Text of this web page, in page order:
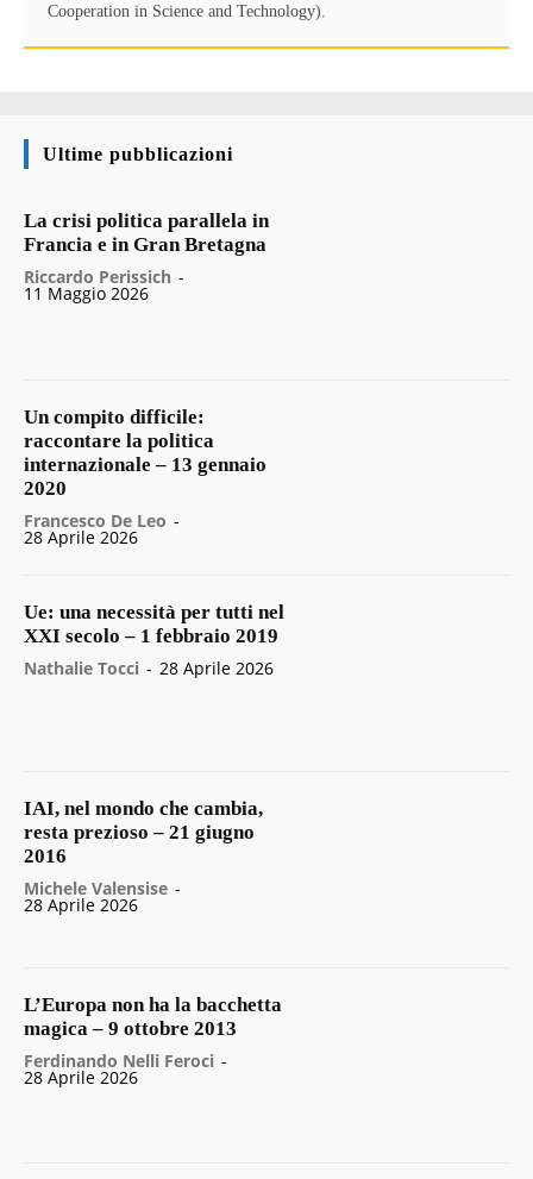
Cooperation in Science and Technology).
Ultime pubblicazioni
La crisi politica parallela in
Francia e in Gran Bretagna
Riccardo Perissich -
11 Maggio 2026
Un compito difficile:
raccontare la politica
internazionale – 13 gennaio
2020
Francesco De Leo -
28 Aprile 2026
Ue: una necessità per tutti nel
XXI secolo – 1 febbraio 2019
Nathalie Tocci - 28 Aprile 2026
IAI, nel mondo che cambia,
resta prezioso – 21 giugno
2016
Michele Valensise -
28 Aprile 2026
L’Europa non ha la bacchetta
magica – 9 ottobre 2013
Ferdinando Nelli Feroci -
28 Aprile 2026